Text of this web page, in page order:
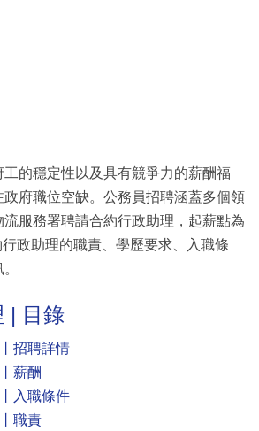
的穩定性以及具有競爭力的薪酬福
府職位空缺。公務員招聘涵蓋多個領
服務署聘請合約行政助理，起薪點為
政助理的職責、學歷要求、入職條
| 目錄
招聘詳情
薪酬
入職條件
職責